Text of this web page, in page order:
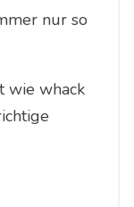
nur so
wie whack